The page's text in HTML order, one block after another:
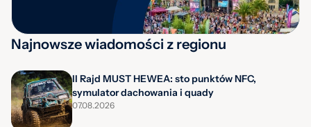
Najnowsze wiadomości z regionu
II Rajd MUST HEWEA: sto punktów NFC,
symulator dachowania i quady
07.08.2026